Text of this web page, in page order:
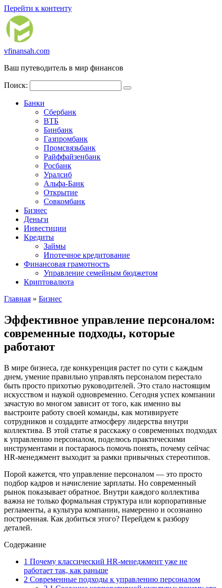
Перейти к контенту
vfinansah.com
Ваш путеводитель в мир финансов
Поиск:
Банки
Сбербанк
ВТБ
Бинбанк
Газпромбанк
Промсвязьбанк
Райффайзенбанк
Росбанк
Уралсиб
Альфа-Банк
Открытие
Совкомбанк
Бизнес
Деньги
Инвестиции
Кредиты
Займы
Ипотечное кредитование
Финансовая грамотность
Управление семейным бюджетом
Криптовалюта
Главная » Бизнес
Эффективное управление персоналом:
современные подходы, которые
работают
В мире бизнеса, где конкуренция растет по сути с каждым
днем, умение правильно управлять персоналом перестало
быть просто прихотью руководителей. Это стало настоящим
искусством и наукой одновременно. Сегодня успех компании
зачастую во многом зависит от того, как именно вы
выстроите работу своей команды, как мотивируете
сотрудников и создадите атмосферу лидерства внутри
коллектива. В этой статье я расскажу о современных подходах
к управлению персоналом, поделюсь практическими
инструментами и постараюсь помочь понять, почему сейчас
HR-менеджмент выходит за рамки привычных стереотипов.
Порой кажется, что управление персоналом — это просто
подбор кадров и начисление зарплаты. Но современный
рынок показывает обратное. Внутри каждого коллектива
важна не только формальная структура или корпоративные
регламенты, а культура компании, намеренно и осознанно
построенная. Как добиться этого? Перейдем к разбору
деталей.
Содержание
1 Почему классический HR-менеджмент уже не
работает так, как раньше
2 Современные подходы к управлению персоналом